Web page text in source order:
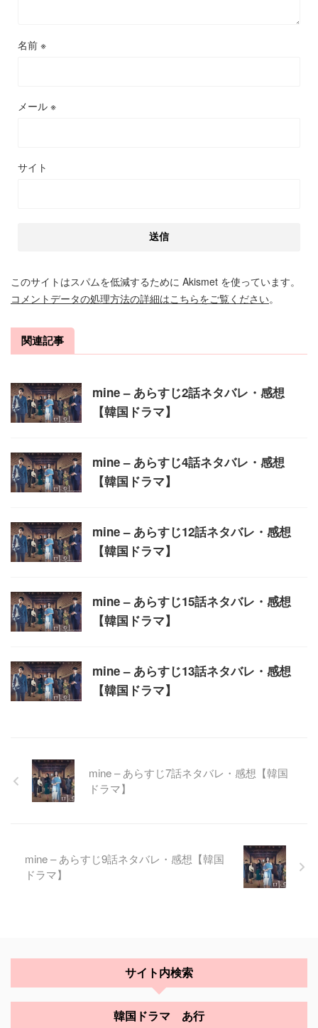
名前 ※
メール ※
サイト
このサイトはスパムを低減するために Akismet を使っています。
コメントデータの処理方法の詳細はこちらをご覧ください。
関連記事
mine – あらすじ2話ネタバレ・感想
【韓国ドラマ】
mine – あらすじ4話ネタバレ・感想
【韓国ドラマ】
mine – あらすじ12話ネタバレ・感想
【韓国ドラマ】
mine – あらすじ15話ネタバレ・感想
【韓国ドラマ】
mine – あらすじ13話ネタバレ・感想
【韓国ドラマ】
mine – あらすじ7話ネタバレ・感想【韓国
ドラマ】
mine – あらすじ9話ネタバレ・感想【韓国
ドラマ】
サイト内検索
韓国ドラマ あ行